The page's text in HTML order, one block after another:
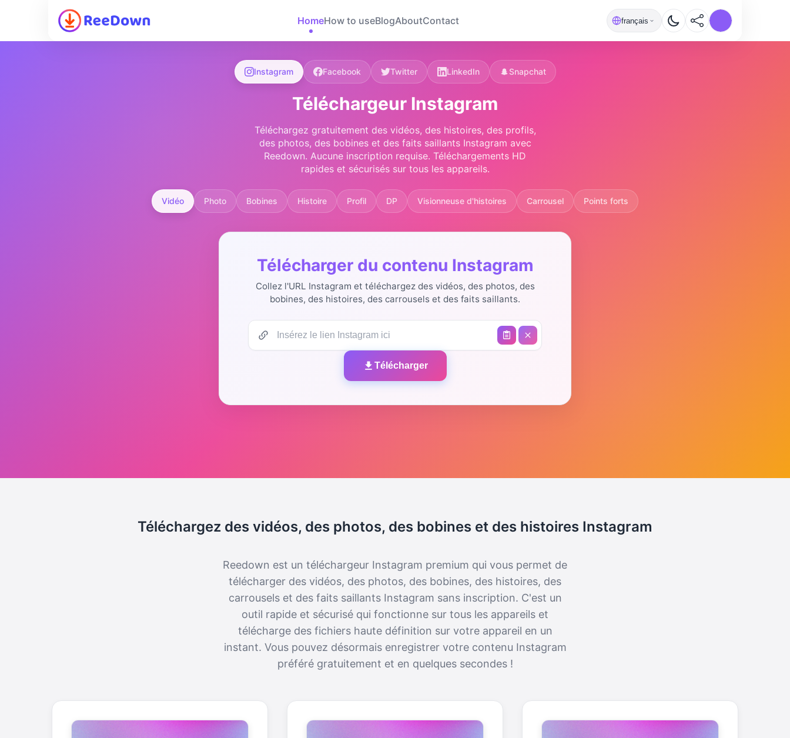
HomeHow to useBlogAboutContact français
Instagram Facebook Twitter LinkedIn Snapchat
Téléchargeur Instagram
Téléchargez gratuitement des vidéos, des histoires, des profils,
des photos, des bobines et des faits saillants Instagram avec
Reedown. Aucune inscription requise. Téléchargements HD
rapides et sécurisés sur tous les appareils.
Vidéo Photo Bobines Histoire Profil DP Visionneuse d'histoires Carrousel Points forts
Télécharger du contenu Instagram
Collez l'URL Instagram et téléchargez des vidéos, des photos, des
bobines, des histoires, des carrousels et des faits saillants.
Télécharger
Téléchargez des vidéos, des photos, des bobines et des histoires Instagram
Reedown est un téléchargeur Instagram premium qui vous permet de
télécharger des vidéos, des photos, des bobines, des histoires, des
carrousels et des faits saillants Instagram sans inscription. C'est un
outil rapide et sécurisé qui fonctionne sur tous les appareils et
télécharge des fichiers haute définition sur votre appareil en un
instant. Vous pouvez désormais enregistrer votre contenu Instagram
préféré gratuitement et en quelques secondes !